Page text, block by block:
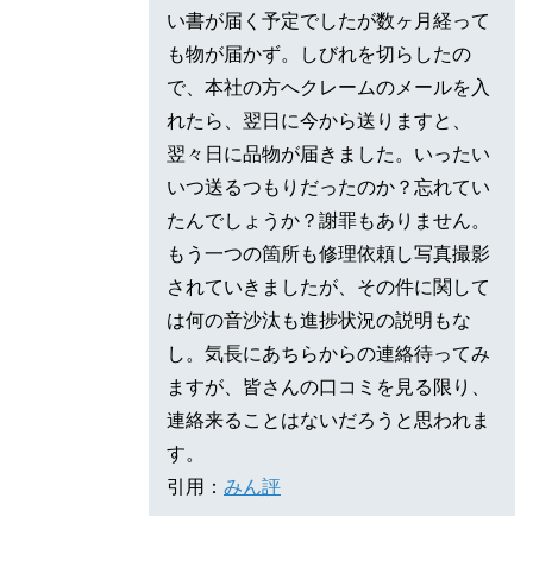
い書が届く予定でしたが数ヶ月経って
も物が届かず。しびれを切らしたの
で、本社の方へクレームのメールを入
れたら、翌日に今から送りますと、
翌々日に品物が届きました。いったい
いつ送るつもりだったのか？忘れてい
たんでしょうか？謝罪もありません。
もう一つの箇所も修理依頼し写真撮影
されていきましたが、その件に関して
は何の音沙汰も進捗状況の説明もな
し。気長にあちらからの連絡待ってみ
ますが、皆さんの口コミを見る限り、
連絡来ることはないだろうと思われま
す。
引用： みん評